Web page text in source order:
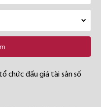
chức đấu giá tài sản số